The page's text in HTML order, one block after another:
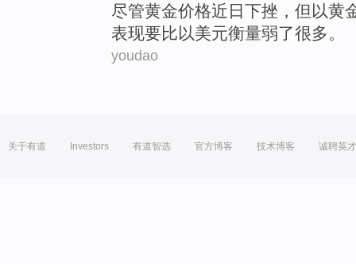
尽管黄金价格近日下挫，但以黄
表现要比以美元衡量弱了很多 。
youdao
关于有道 Investors 有道智选 官方博客 技术博客 诚聘英才